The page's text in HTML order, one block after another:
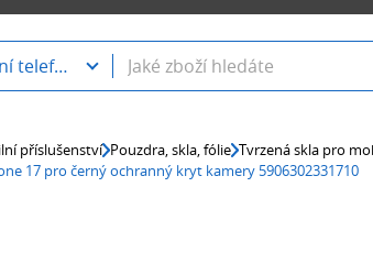
Tvrzená skla pro mobilní telefony
příslušenství Pouzdra, skla, fólie Tvrzená skla pro
17 pro černý ochranný kryt kamery 5906302331710